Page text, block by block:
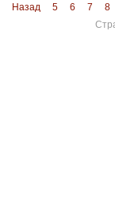
Назад 5 6 7
8